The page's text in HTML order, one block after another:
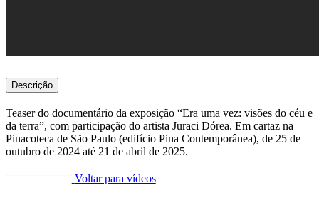
Descrição
Teaser do documentário da exposição “Era uma vez: visões do céu e
da terra”, com participação do artista Juraci Dórea. Em cartaz na
Pinacoteca de São Paulo (edifício Pina Contemporânea), de 25 de
outubro de 2024 até 21 de abril de 2025.
Voltar para vídeos